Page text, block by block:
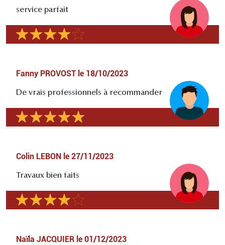
service parfait
Fanny PROVOST le 18/10/2023
De vrais professionnels à recommander
Colin LEBON le 27/11/2023
Travaux bien faits
Naïla JACQUIER le 01/12/2023